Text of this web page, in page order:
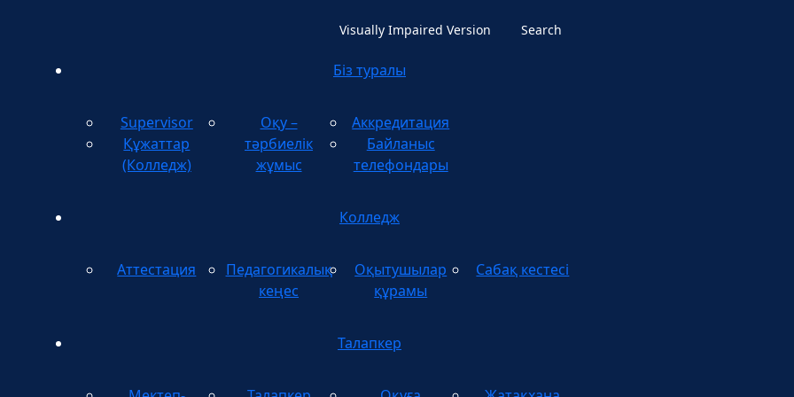
Visually Impaired Version Search
Біз туралы
Supervisor
Құжаттар
(Колледж)
Оқу –
тәрбиелік
жұмыс
Аккредитация
Байланыс
телефондары
Колледж
Аттестация
Педагогикалық
кеңес
Оқытушылар
құрамы
Сабақ кестесі
Талапкер